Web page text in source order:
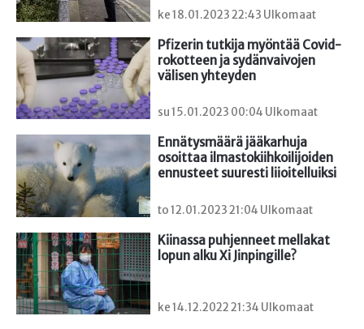
ke 18.01.2023 22:43 Ulkomaat
Pfizerin tutkija myöntää Covid-
rokotteen ja sydänvaivojen
välisen yhteyden
su 15.01.2023 00:04 Ulkomaat
Ennätysmäärä jääkarhuja
osoittaa ilmastokiihkoilijoiden
ennusteet suuresti liioitelluiksi
to 12.01.2023 21:04 Ulkomaat
Kiinassa puhjenneet mellakat
lopun alku Xi Jinpingille?
ke 14.12.2022 21:34 Ulkomaat